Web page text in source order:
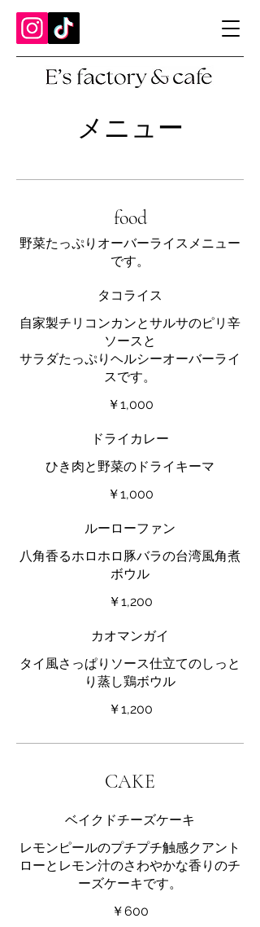
メニュー
food
野菜たっぷりオーバーライスメニュー
です。
タコライス
自家製チリコンカンとサルサのピリ辛
ソースと
サラダたっぷりヘルシーオーバーライ
スです。
￥1,000
ドライカレー
ひき肉と野菜のドライキーマ
￥1,000
ルーローファン
八角香るホロホロ豚バラの台湾風角煮
ボウル
￥1,200
カオマンガイ
タイ風さっぱりソース仕立てのしっと
り蒸し鶏ボウル
￥1,200
CAKE
ベイクドチーズケーキ
レモンピールのプチプチ触感クアント
ローとレモン汁のさわやかな香りのチ
ーズケーキです。
￥600